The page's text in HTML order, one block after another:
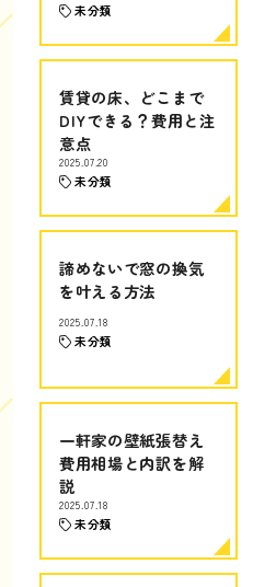
未分類
賃貸の床、どこまで
DIYできる？費用と注
意点
2025.07.20
未分類
諦めないで窓の換気
を叶える方法
2025.07.18
未分類
一軒家の壁紙張替え
費用相場と内訳を解
説
2025.07.18
未分類